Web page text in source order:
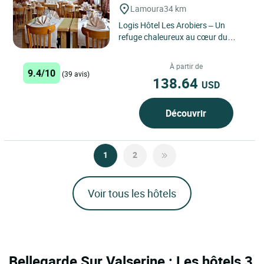
Lamoura34 km
Logis Hôtel Les Arobiers – Un
refuge chaleureux au cœur du
authenticité composent...
9.4/10 (39 avis)
À partir de
138.64 USD
Découvrir
1 2
Voir tous les hôtels